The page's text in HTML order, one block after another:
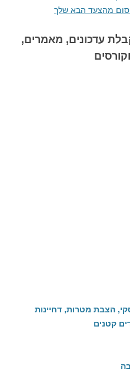
מהצעד הבא שלך
עדכונים, מאמרים,
הצבת מטרות, דחיינות
קטנים